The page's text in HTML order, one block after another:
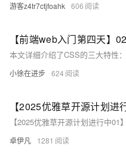
游客z4tr7ctjfoahk 606
【前端web入门第四天】
小徐在进步 624
卓伊凡 1281